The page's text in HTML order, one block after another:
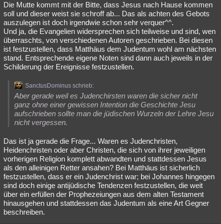
Die Mutte kommt mit der Bitte, dass Jesus nach Hause kommen
soll und dieser weist sie schroff ab... Das als achten des Gebots
auszulegen ist doch irgendwie schon sehr verquer^^.
Und ja, die Evangelien widersprechen sich teilweise und sind, wen
überraschts, von verschiedenen Autoren geschrieben. Bei diesen
ist festzustellen, dass Matthäus dem Judentum wohl am nächsten
stand. Entsprechende eigene Noten sind dann auch jeweils in der
Schilderung der Ereignisse festzustellen.
SanctusDominus schrieb:
Aber gerade weil es Judenchirsten waren die sicher nicht
ganz ohne einer gewissen Intention die Geschichte Jesu
aufschrieben sollte man die jüdischen Wurzeln der Lehre Jesu
nicht vergessen.
Das ist ja gerade die Frage... Waren es Judenchristen,
Heidenchristen oder aber Christen, die sich von ihrer jeweiligen
vorherigen Religion komplett abwandten und stattdessen Jesus
als den alleinigen Retter ansahen? Bei Matthäus ist sicherlich
festzustellen, dass er ein Judenchrist war; bei Johannes hingegen
sind doch einige antijüdische Tendenzen festzustellen, die weit
über ein erfüllen der Prophezeiungen aus dem alten Testament
hinausgehen und stattdessen das Judentum als eine Art Gegner
beschreiben.